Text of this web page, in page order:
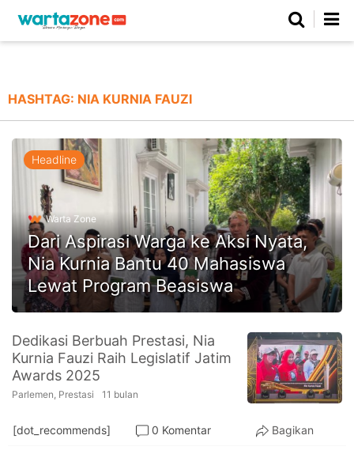
Netizen
Beranda
About Us
Contact Us
Hak Jawab
Kode Etik
Pedoman Media Siber
Redaksi
Copyright
2026
PT.
Balqis
Cyber
Media
HASHTAG: NIA KURNIA FAUZI
Headline
Warta Zone
Dari Aspirasi Warga ke Aksi Nyata,
Nia Kurnia Bantu 40 Mahasiswa
Lewat Program Beasiswa
Dedikasi Berbuah Prestasi, Nia
Kurnia Fauzi Raih Legislatif Jatim
Awards 2025
Parlemen, Prestasi 11 bulan
[dot_recommends] 0 Komentar Bagikan